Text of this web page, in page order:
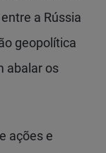
a Rússia
geopolítica
abalar os
ações e